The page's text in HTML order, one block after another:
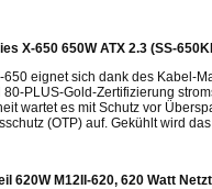
X-650 650W ATX 2.3 (SS-
650 eignet sich dank des Kabel-
80-PLUS-Gold-Zertifizierung
wartet es mit Schutz vor
(OTP) auf. Gekühlt wird
620W M12II-620, 620 Watt